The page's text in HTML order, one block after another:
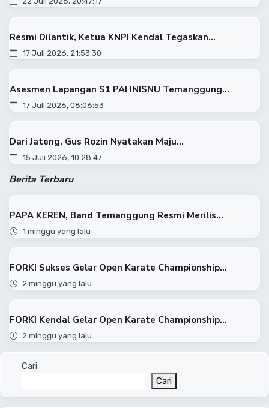
Resmi Dilantik, Ketua KNPI Kendal Tegaskan...
17 Juli 2026, 21:53:30
Asesmen Lapangan S1 PAI INISNU Temanggung...
17 Juli 2026, 08:06:53
Dari Jateng, Gus Rozin Nyatakan Maju...
15 Juli 2026, 10:28:47
Berita Terbaru
PAPA KEREN, Band Temanggung Resmi Merilis...
1 minggu yang lalu
FORKI Sukses Gelar Open Karate Championship...
2 minggu yang lalu
FORKI Kendal Gelar Open Karate Championship...
2 minggu yang lalu
Cari
Cari